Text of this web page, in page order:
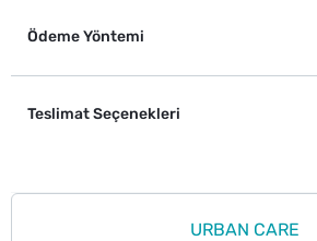
Ödeme Yöntemi
Teslimat Seçenekleri
URBAN CARE